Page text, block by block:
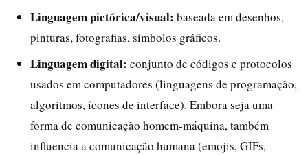
Linguagem pictórica/visual: baseada em desenhos,
pinturas, fotografias, símbolos gráficos.
Linguagem digital: conjunto de códigos e protocolos
usados em computadores (linguagens de programação,
algoritmos, ícones de interface). Embora seja uma
forma de comunicação homem-máquina, também
influencia a comunicação humana (emojis, GIFs,